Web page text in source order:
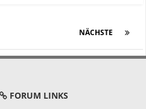
NÄCHSTE
FORUM LINKS